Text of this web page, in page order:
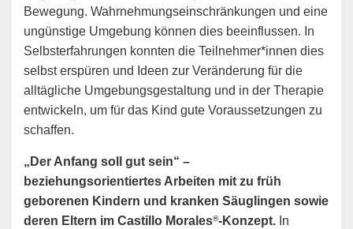
Bewegung. Wahrnehmungseinschränkungen und eine
ungünstige Umgebung können dies beeinflussen. In
Selbsterfahrungen konnten die Teilnehmer*innen dies
selbst erspüren und Ideen zur Veränderung für die
alltägliche Umgebungsgestaltung und in der Therapie
entwickeln, um für das Kind gute Voraussetzungen zu
schaffen.
„Der Anfang soll gut sein“ –
beziehungsorientiertes Arbeiten mit zu früh
geborenen Kindern und kranken Säuglingen sowie
deren Eltern im Castillo Morales®-Konzept. In